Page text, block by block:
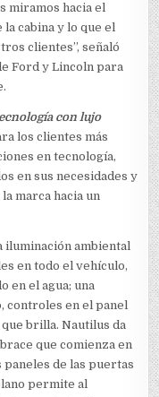
miramos hacia el
cabina y lo que el
clientes”, señaló
Ford y Lincoln para
con lujo
los clientes más
en tecnología,
en sus necesidades y
marca hacia un
iluminación ambiental
en todo el vehículo,
en el agua; una
controles en el panel
brilla. Nautilus da
que comienza en
paneles de las puertas
permite al